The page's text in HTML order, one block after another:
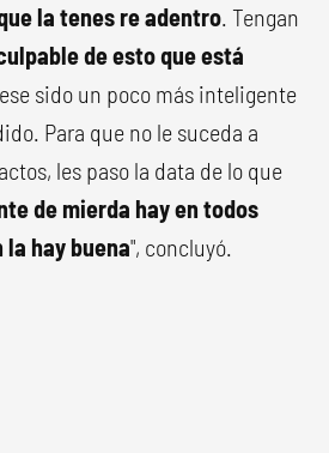
la tenes re adentro. Tengan
de esto que está
sido un poco más inteligente
Para que no le suceda a
les paso la data de lo que
de mierda hay en todos
hay buena", concluyó.